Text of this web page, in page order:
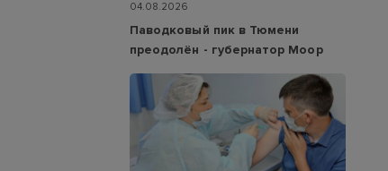
04.08.2026
Паводковый пик в Тюмени
преодолён - губернатор Моор